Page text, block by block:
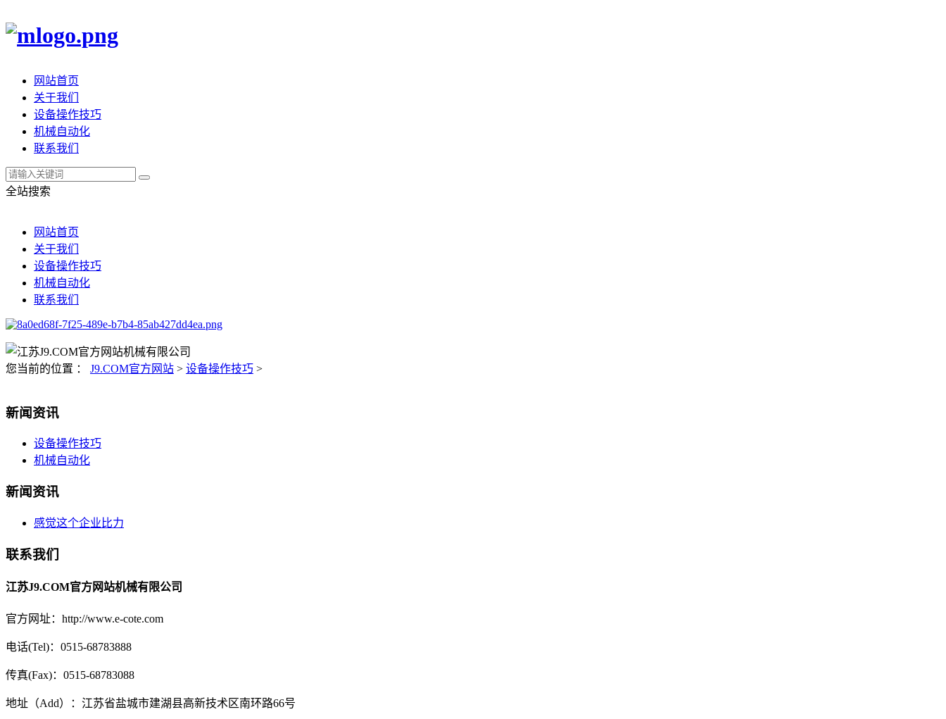
网站首页
关于我们
设备操作技巧
机械自动化
联系我们
全站搜索
网站首页
关于我们
设备操作技巧
机械自动化
联系我们
您当前的位置 ： J9.COM官方网站 > 设备操作技巧 >
新闻资讯
设备操作技巧
机械自动化
新闻资讯
感觉这个企业比力
联系我们
江苏J9.COM官方网站机械有限公司
官方网址：http://www.e-cote.com
电话(Tel)：0515-68783888
传真(Fax)：0515-68783088
地址（Add）：江苏省盐城市建湖县高新技术区南环路66号